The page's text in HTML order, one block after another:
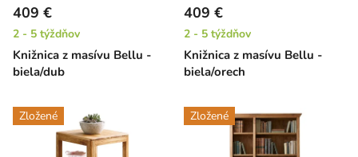
Knižnica z masívu Bellu -
biela/dub
409 €
2 - 5 týždňov
Knižnica z masívu Bellu -
biela/orech
409 €
2 - 5 týždňov
Zložené Zložené